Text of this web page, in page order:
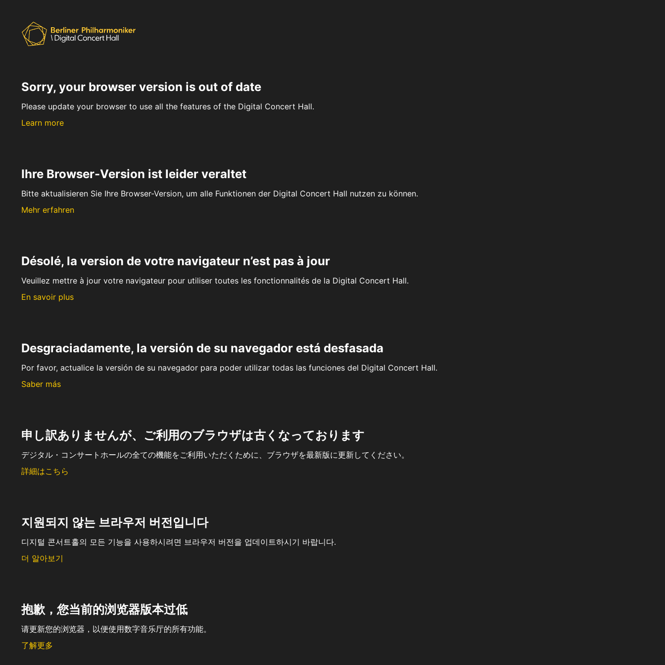
Sorry, your browser version is out of date
Please update your browser to use all the features of the Digital Concert Hall.
Learn more
Ihre Browser-Version ist leider veraltet
Bitte aktualisieren Sie Ihre Browser-Version, um alle Funktionen der Digital Concert Hall nutzen zu können.
Mehr erfahren
Désolé, la version de votre navigateur n’est pas à jour
Veuillez mettre à jour votre navigateur pour utiliser toutes les fonctionnalités de la Digital Concert Hall.
En savoir plus
Desgraciadamente, la versión de su navegador está desfasada
Por favor, actualice la versión de su navegador para poder utilizar todas las funciones del Digital Concert Hall.
Saber más
申し訳ありませんが、ご利用のブラウザは古くなっております
デジタル・コンサートホールの全ての機能をご利用いただくために、ブラウザを最新版に更新してください。
詳細はこちら
지원되지 않는 브라우저 버전입니다
디지털 콘서트홀의 모든 기능을 사용하시려면 브라우저 버전을 업데이트하시기 바랍니다.
더 알아보기
抱歉，您当前的浏览器版本过低
请更新您的浏览器，以便使用数字音乐厅的所有功能。
了解更多